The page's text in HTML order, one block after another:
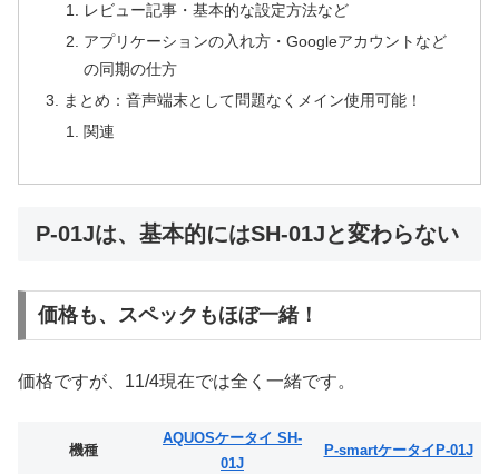
レビュー記事・基本的な設定方法など
アプリケーションの入れ方・Googleアカウントなど
の同期の仕方
まとめ：音声端末として問題なくメイン使用可能！
関連
P-01Jは、基本的にはSH-01Jと変わらない
価格も、スペックもほぼ一緒！
価格ですが、11/4現在では全く一緒です。
機種
AQUOSケータイ SH-
01J
P-smartケータイP-01J